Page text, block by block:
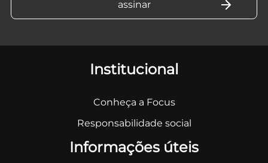
Institucional
Conheça a Focus
Responsabilidade social
Informações úteis